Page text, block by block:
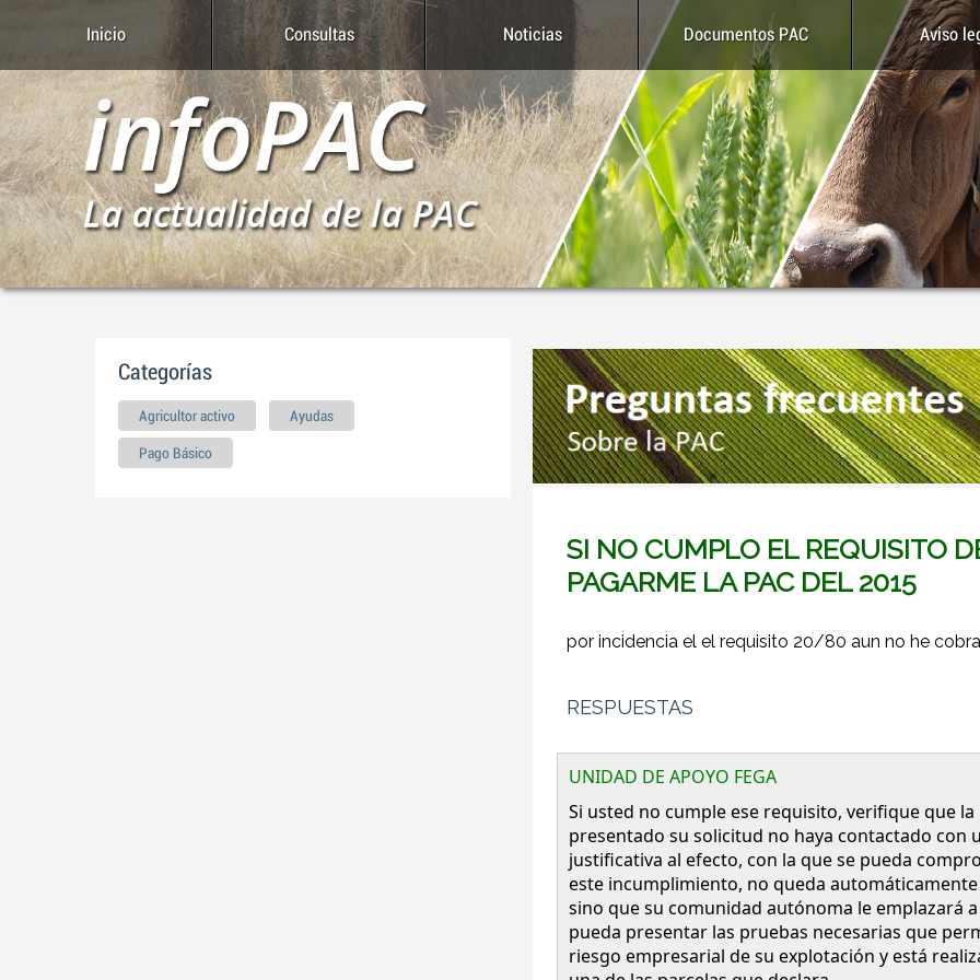
Inicio Consultas Noticias Documentos PAC Aviso
SI NO CUMPLO EL REQUISITO
PAGARME LA PAC DEL 2015
por incidencia el el requisito 20/80 aun no he
RESPUESTAS
UNIDAD DE APOYO FEGA
Si usted no cumple ese requisito, verifique que
presentado su solicitud no haya contactado
justificativa al efecto, con la que se pueda
este incumplimiento, no queda
sino que su comunidad autónoma le emplazará
pueda presentar las pruebas necesarias que
riesgo empresarial de su explotación y está
Categorías
Agricultor activo Ayudas
Pago Básico